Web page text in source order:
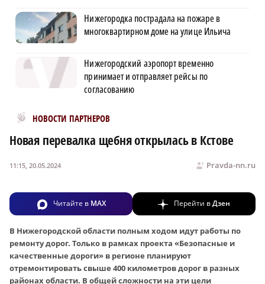
Нижегородка пострадала на пожаре в
многоквартирном доме на улице Ильича
Нижегородский аэропорт временно
принимает и отправляет рейсы по
согласованию
НОВОСТИ ПАРТНЕРОВ
Новости МирТесен
Новая перевалка щебня открылась в Кстове
Pravda-nn.ru
11:15, 20.05.2024
Читайте в MAX Перейти вДзен
В Нижегородской области полным ходом идут работы по
ремонту дорог. Только в рамках проекта «Безопасные и
качественные дороги» в регионе планируют
отремонтировать свыше 400 километров дорог в разных
районах области. В общей сложности на эти цели